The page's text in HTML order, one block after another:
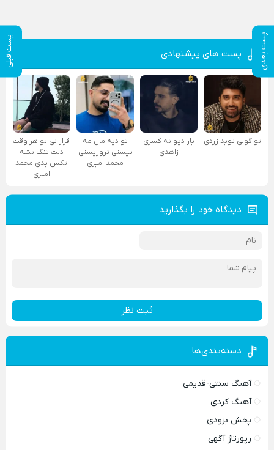
پست بعدی پست قبلی پست های پیشنهادی
تو گولی نوید زردی
یار دیوانه کسری
زاهدی
تو دیه مال مه
نیستی تروریستی
محمد امیری
قرار نی تو هر وقت
دلت تنگ بشه
تکس بدی محمد
امیری
دیدگاه خود را بگذارید
ثبت نظر
دسته‌بندی‌ها
آهنگ سنتی-قدیمی
آهنگ کردی
پخش بزودی
رپورتاژ آگهی